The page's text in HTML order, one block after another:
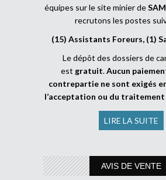
équipes sur le site minier de
recrutons les postes
(15) Assistants Foreurs, (1)
Le dépôt des dossiers de
est gratuit.Aucun
contrepartie ne sont exigés
l’acceptation ou du traitement
LIRE LA SUITE
AVIS DE VENTE